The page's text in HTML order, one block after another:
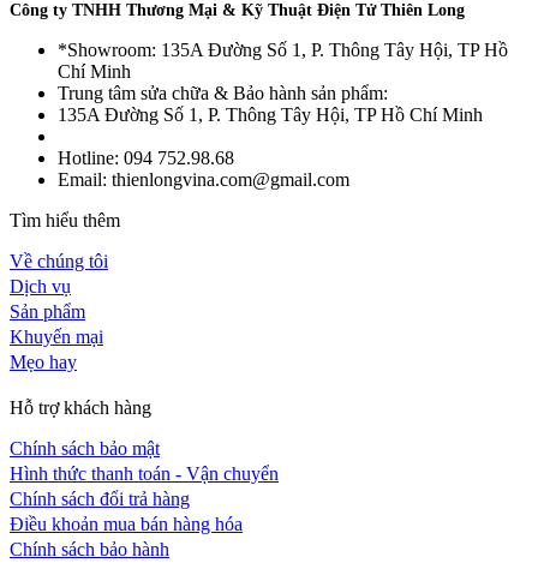
Công ty TNHH Thương Mại & Kỹ Thuật Điện Tử Thiên Long
*Showroom: 135A Đường Số 1, P. Thông Tây Hội, TP Hồ
Chí Minh
Trung tâm sửa chữa & Bảo hành sản phẩm:
135A Đường Số 1, P. Thông Tây Hội, TP Hồ Chí Minh
Hotline: 094 752.98.68
Email: thienlongvina.com@gmail.com
Tìm hiểu thêm
Về chúng tôi
Dịch vụ
Sản phẩm
Khuyến mại
Mẹo hay
Hỗ trợ khách hàng
Chính sách bảo mật
Hình thức thanh toán - Vận chuyển
Chính sách đổi trả hàng
Điều khoản mua bán hàng hóa
Chính sách bảo hành